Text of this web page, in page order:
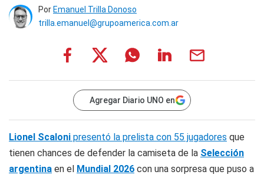
Por Emanuel Trilla Donoso
trilla.emanuel@grupoamerica.com.ar
Agregar Diario UNO en
Lionel Scaloni presentó la prelista con 55 jugadores que
tienen chances de defender la camiseta de la Selección
argentina en el Mundial 2026 con una sorpresa que puso a